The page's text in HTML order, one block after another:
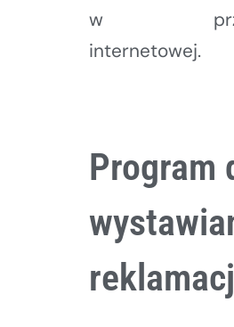
w
internetowej.
Program